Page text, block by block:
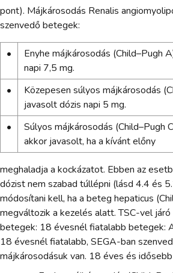
pont). Májkárosodás Renalis
szenvedő betegek:
•
Enyhe májkárosodás (Child–Pugh
napi 7,5 mg.
•
Közepesen súlyos májkárosodás
javasolt dózis napi 5 mg.
•
Súlyos májkárosodás (Child–Pugh
akkor javasolt, ha a kívánt előny
meghaladja a kockázatot. Ebben az
dózist nem szabad túllépni (lásd 4.4 és
módosítani kell, ha a beteg hepaticus
megváltozik a kezelés alatt. TSC-vel
betegek: 18 évesnél fiatalabb betegek:
18 évesnél fiatalabb, SEGA-ban
májkárosodásuk van. 18 éves és